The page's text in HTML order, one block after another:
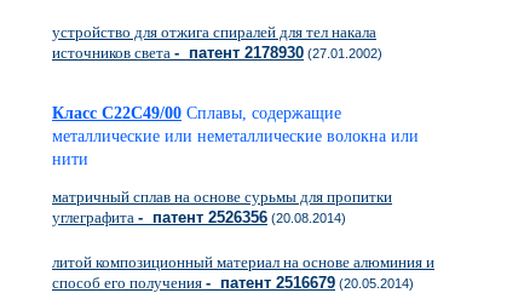
устройство для отжига спиралей для тел накала
источников света - патент 2178930 (27.01.2002)
Класс C22C49/00 Сплавы, содержащие
металлические или неметаллические волокна или
нити
матричный сплав на основе сурьмы для пропитки
углеграфита - патент 2526356 (20.08.2014)
литой композиционный материал на основе алюминия и
способ его получения - патент 2516679 (20.05.2014)